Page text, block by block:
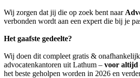
Wij zorgen dat jij die op zoek bent naar
verbonden wordt aan een expert die bij je
Het gaafste gedeelte?
Wij doen dit compleet gratis &
advocatenkantoren uit Lathum – voor altijd
het beste geholpen worden in 2026 en